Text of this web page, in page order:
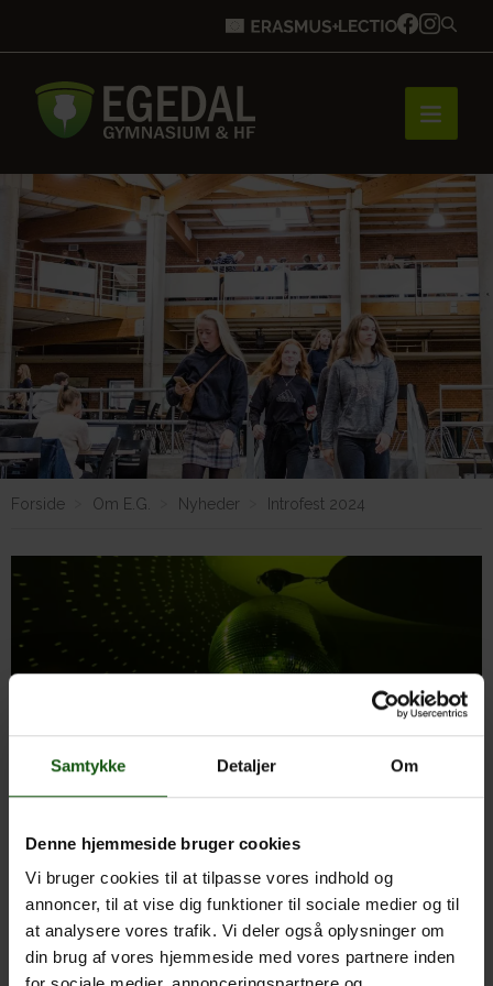
Samtykke Detaljer Om
Denne hjemmeside bruger cookies
Vi bruger cookies til at tilpasse vores indhold og
annoncer, til at vise dig funktioner til sociale medier og til
at analysere vores trafik. Vi deler også oplysninger om
din brug af vores hjemmeside med vores partnere inden
Forside
Brobygning
Bliv elev
Vores uddannelser
Om E.G.
Forside Om E.G. Nyheder Introfest 2024
Information vedrørende
introfest den 20.
september: